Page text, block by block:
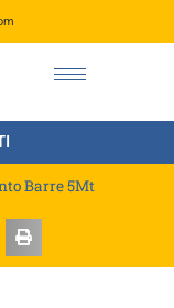
Barre 5Mt